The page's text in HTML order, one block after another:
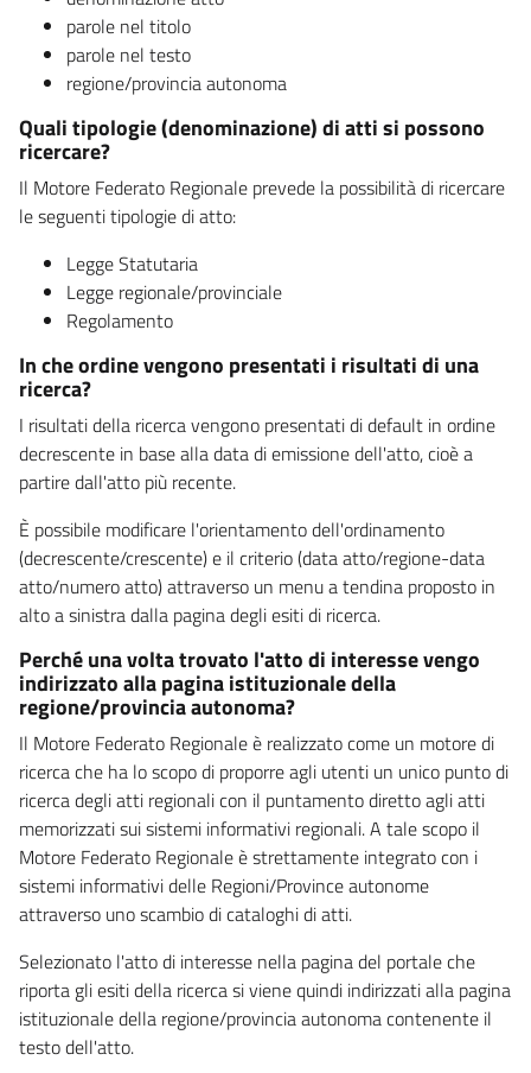
parole nel titolo
parole nel testo
regione/provincia autonoma
Quali tipologie (denominazione) di atti si possono
ricercare?
Il Motore Federato Regionale prevede la possibilità di ricercare
le seguenti tipologie di atto:
Legge Statutaria
Legge regionale/provinciale
Regolamento
In che ordine vengono presentati i risultati di una
ricerca?
I risultati della ricerca vengono presentati di default in ordine
decrescente in base alla data di emissione dell'atto, cioè a
partire dall'atto più recente.
È possibile modificare l'orientamento dell'ordinamento
(decrescente/crescente) e il criterio (data atto/regione-data
atto/numero atto) attraverso un menu a tendina proposto in
alto a sinistra dalla pagina degli esiti di ricerca.
Perché una volta trovato l'atto di interesse vengo
indirizzato alla pagina istituzionale della
regione/provincia autonoma?
Il Motore Federato Regionale è realizzato come un motore di
ricerca che ha lo scopo di proporre agli utenti un unico punto di
ricerca degli atti regionali con il puntamento diretto agli atti
memorizzati sui sistemi informativi regionali. A tale scopo il
Motore Federato Regionale è strettamente integrato con i
sistemi informativi delle Regioni/Province autonome
attraverso uno scambio di cataloghi di atti.
Selezionato l'atto di interesse nella pagina del portale che
riporta gli esiti della ricerca si viene quindi indirizzati alla pagina
istituzionale della regione/provincia autonoma contenente il
testo dell'atto.